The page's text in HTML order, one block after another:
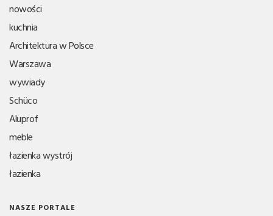
nowości
kuchnia
Architektura w Polsce
Warszawa
wywiady
Schüco
Aluprof
meble
łazienka wystrój
łazienka
NASZE PORTALE